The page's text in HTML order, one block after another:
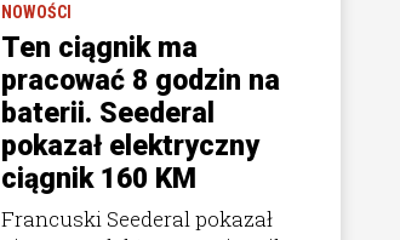
NOWOŚCI
Ten ciągnik ma
pracować 8 godzin na
baterii. Seederal
pokazał elektryczny
ciągnik 160 KM
Francuski Seederal pokazał